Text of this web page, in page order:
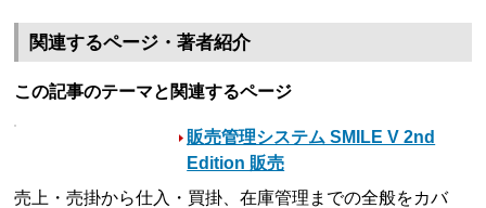
関連するページ・著者紹介
この記事のテーマと関連するページ
販売管理システム SMILE V 2nd
Edition 販売
売上・売掛から仕入・買掛、在庫管理までの全般をカバ